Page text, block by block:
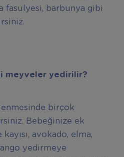
fasulyesi, barbunya gibi
meyveler yedirilir?
birçok
Bebeğinize ek
avokado, elma,
yedirmeye